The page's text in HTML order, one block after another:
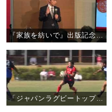
「ジャパンラグビートップリーグ奈良県初開催 〝親里で天理出身の選手が凱旋試合〟」（10月19日）